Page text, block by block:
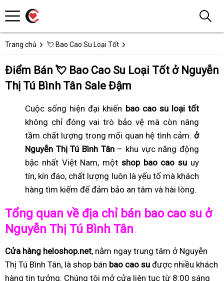
Trang chủ 💘 Bao Cao Su Loại Tốt
Điểm Bán 💘 Bao Cao Su Loại Tốt ở Nguyễn
Thị Tú Bình Tân Sale Đậm
Cuộc sống hiện đại khiến bao cao su loại tốt
không chỉ đóng vai trò bảo vệ mà còn nâng
tầm chất lượng trong mối quan hệ tình cảm. ở
Nguyễn Thị Tú Bình Tân– khu vực năng động
bậc nhất Việt Nam, một shop bao cao su uy
tín, kín đáo, chất lượng luôn là yếu tố mà khách
hàng tìm kiếm để đảm bảo an tâm và hài lòng.
Tổng quan về địa chỉ bán bao cao su ở
Nguyễn Thị Tú Bình Tân
Cửa hàng heloshop.net, nằm ngay trung tâm ở Nguyễn
Thị Tú Bình Tân, là shop bán bao cao su được nhiều khách
hàng tin tưởng. Chúng tôi mở cửa liên tục từ 8:00 sáng